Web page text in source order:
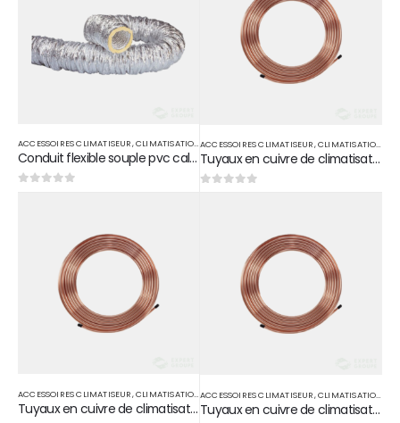
ACCESSOIRES CLIMATISEUR,CLIMATISATION
Conduit flexible souple pvc calorifuge D 200
ACCESSOIRES CLIMATISEUR,CLIMATISATION
Tuyaux en cuivre de climatisation 1/2 15m
ACCESSOIRES CLIMATISEUR,CLIMATISATION
Tuyaux en cuivre de climatisation 1/4 15m
ACCESSOIRES CLIMATISEUR,CLIMATISATION
Tuyaux en cuivre de climatisation 3/4 15m